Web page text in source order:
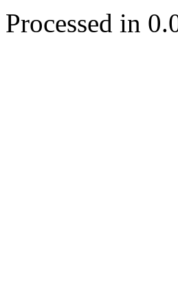
Processed in